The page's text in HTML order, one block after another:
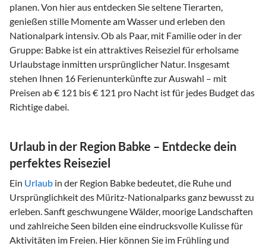
planen. Von hier aus entdecken Sie seltene Tierarten,
genießen stille Momente am Wasser und erleben den
Nationalpark intensiv. Ob als Paar, mit Familie oder in der
Gruppe: Babke ist ein attraktives Reiseziel für erholsame
Urlaubstage inmitten ursprünglicher Natur. Insgesamt
stehen Ihnen 16 Ferienunterkünfte zur Auswahl – mit
Preisen ab € 121 bis € 121 pro Nacht ist für jedes Budget das
Richtige dabei.
Urlaub in der Region Babke – Entdecke dein
perfektes Reiseziel
Ein Urlaub in der Region Babke bedeutet, die Ruhe und
Ursprünglichkeit des Müritz-Nationalparks ganz bewusst zu
erleben. Sanft geschwungene Wälder, moorige Landschaften
und zahlreiche Seen bilden eine eindrucksvolle Kulisse für
Aktivitäten im Freien. Hier können Sie im Frühling und